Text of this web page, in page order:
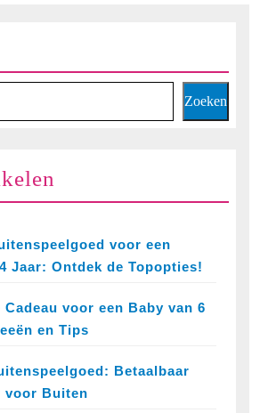
Zoeken
voor een
Jaar: Ontdek de Topopties!
Cadeau voor een Baby van 6
en Tips
Betaalbaar
voor Buiten